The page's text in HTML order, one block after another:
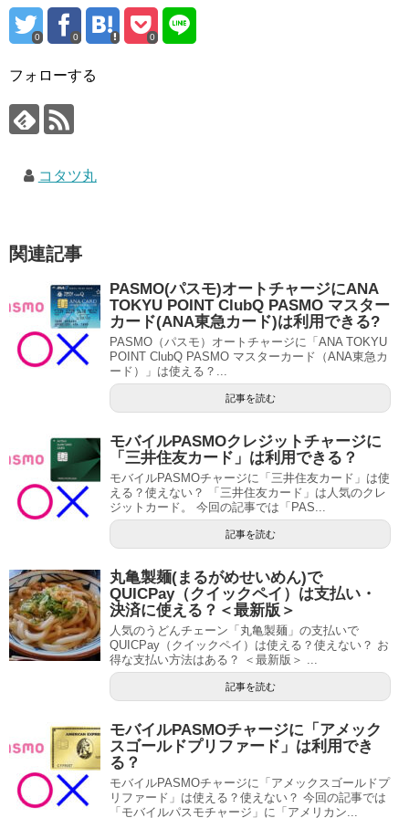
0 0 0
フォローする
コタツ丸
関連記事
PASMO(パスモ)オートチャージにANA
TOKYU POINT ClubQ PASMO マスター
カード(ANA東急カード)は利用できる?
PASMO（パスモ）オートチャージに「ANA TOKYU
POINT ClubQ PASMO マスターカード（ANA東急カ
ード）」は使える？...
記事を読む
モバイルPASMOクレジットチャージに
「三井住友カード」は利用できる？
モバイルPASMOチャージに「三井住友カード」は使
える？使えない？ 「三井住友カード」は人気のクレ
ジットカード。 今回の記事では「PAS...
記事を読む
丸亀製麺(まるがめせいめん)で
QUICPay（クイックペイ）は支払い・
決済に使える？＜最新版＞
人気のうどんチェーン「丸亀製麺」の支払いで
QUICPay（クイックペイ）は使える？使えない？ お
得な支払い方法はある？ ＜最新版＞ ...
記事を読む
モバイルPASMOチャージに「アメック
スゴールドプリファード」は利用でき
る？
モバイルPASMOチャージに「アメックスゴールドプ
リファード」は使える？使えない？ 今回の記事では
「モバイルパスモチャージ」に「アメリカン...